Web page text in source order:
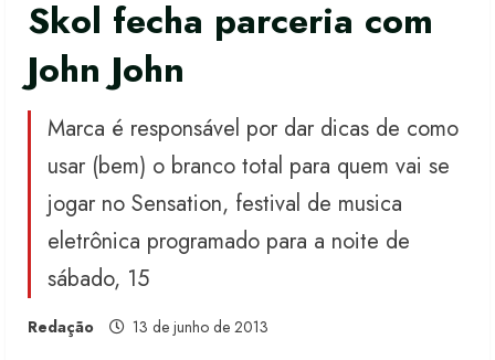
Skol fecha parceria com
John John
Marca é responsável por dar dicas de como
usar (bem) o branco total para quem vai se
jogar no Sensation, festival de musica
eletrônica programado para a noite de
sábado, 15
Redação 13 de junho de 2013